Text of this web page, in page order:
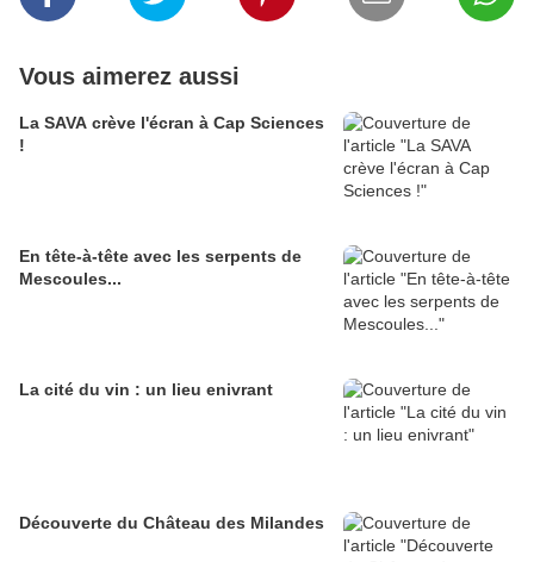
Vous aimerez aussi
La SAVA crève l'écran à Cap Sciences
!
En tête-à-tête avec les serpents de
Mescoules...
La cité du vin : un lieu enivrant
Découverte du Château des Milandes